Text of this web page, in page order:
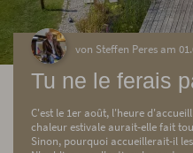
von Steffen Peres am
Tu ne le ferais
C'est le 1er août, l'heure
chaleur estivale aurait-elle fait
Sinon, pourquoi accueillerait-il